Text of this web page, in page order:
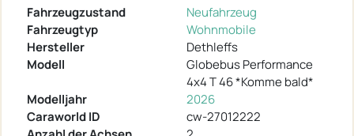
Fahrzeugzustand
Neufahrzeug
Fahrzeugtyp
Wohnmobile
Hersteller
Dethleffs
Modell
Globebus Performance
4x4 T 46 *Komme bald*
Modelljahr
2026
Caraworld ID
cw-27012222